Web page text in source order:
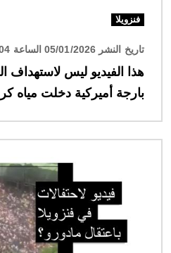
فنزويلا
تاريخ النشر 05/01/2026 الساعة 11:04
هذا الفيديو ليس لاستهداف
بارجة أميركية دخلت مياه